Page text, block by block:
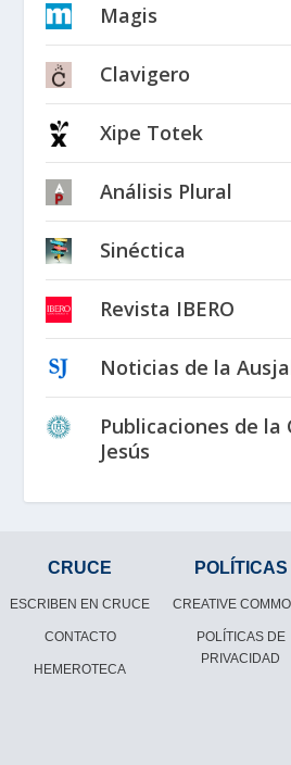
Magis
Clavigero
Xipe Totek
Análisis Plural
Sinéctica
Revista IBERO
Noticias de la
Publicaciones de la
Jesús
CRUCE
ESCRIBEN EN CRUCE
CONTACTO
HEMEROTECA
POLÍTICAS
CREATIVE
POLÍTICAS DE
PRIVACIDAD